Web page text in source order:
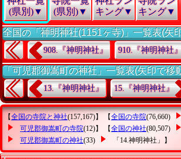
(県別)▼
(県別)▼
キング▼
キング▼
全国の「神明神社(1151ヶ寺)」一覧表(矢
908.『神明神社』 910.『神明神社
「可児郡御嵩町の神社」一覧表(矢印で移
13.『神明神社』 15.『神明神社』
【全国の寺院と神社(157,167)】 【全国の寺院(76,660)
可児郡御嵩町の寺院(12)】 【全国の神社(80,507)
可児郡御嵩町の神社(33) 「14.神明神社」 】